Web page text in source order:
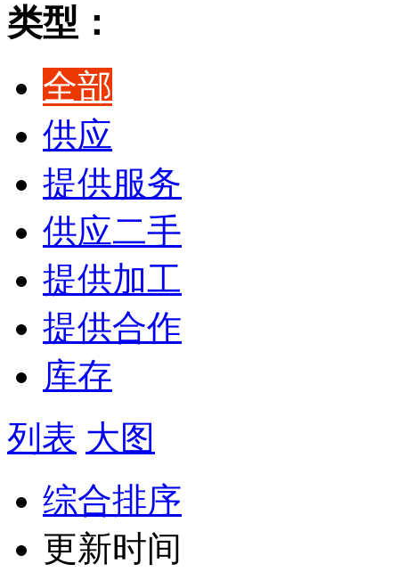
类型：
全部
供应
提供服务
供应二手
提供加工
提供合作
库存
列表 大图
综合排序
更新时间